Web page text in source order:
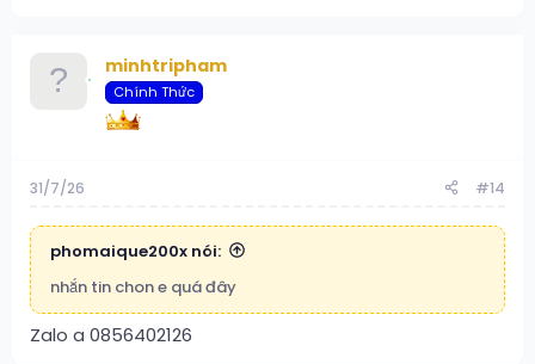
minhtripham
Chính Thức
31/7/26 #14
phomaique200x nói:
nhắn tin chon e quá đây
Zalo a 0856402126